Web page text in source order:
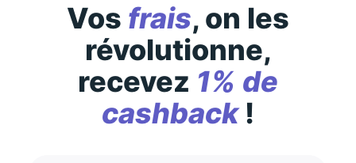
Vos frais, on les
révolutionne,
recevez 1% de
cashback!